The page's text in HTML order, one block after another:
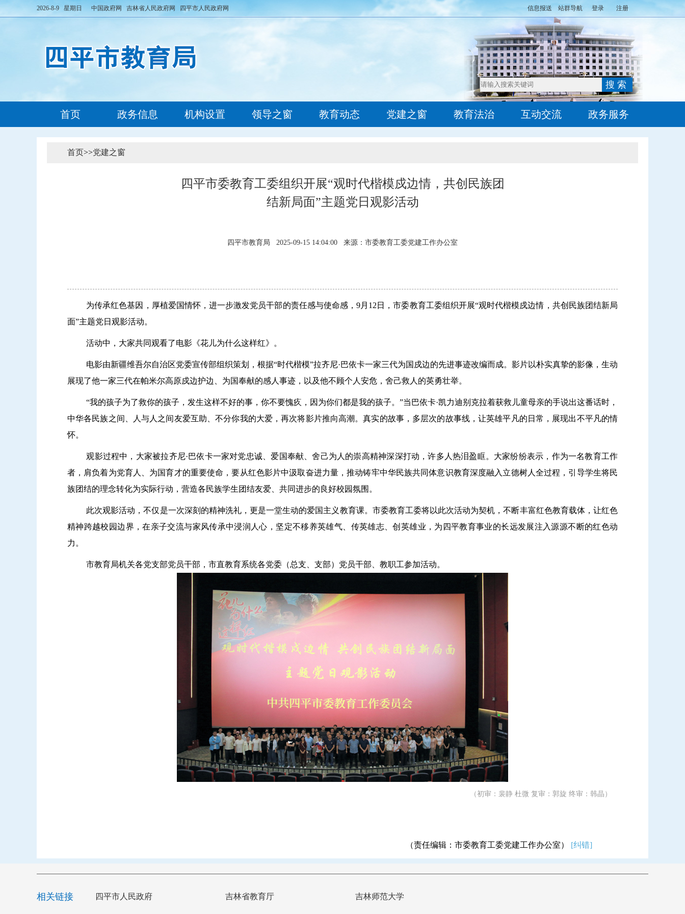
2026-8-9 星期日 中国政府网 吉林省人民政府网 四平市人民政府网 信息报送 站群导航 登录 注册
首页 政务信息 机构设置 领导之窗 教育动态 党建之窗 教育法治 互动交流 政务服务
首页>>党建之窗
四平市委教育工委组织开展“观时代楷模戍边情，共创民族团
结新局面”主题党日观影活动
四平市教育局 2025-09-15 14:04:00 来源：市委教育工委党建工作办公室
为传承红色基因，厚植爱国情怀，进一步激发党员干部的责任感与使命感，9月12日，市委教育工委组织开展“观时代楷模戍边情，共创民族团结新局
面”主题党日观影活动。
活动中，大家共同观看了电影《花儿为什么这样红》。
电影由新疆维吾尔自治区党委宣传部组织策划，根据“时代楷模”拉齐尼·巴依卡一家三代为国戍边的先进事迹改编而成。影片以朴实真挚的影像，生动
展现了他一家三代在帕米尔高原戍边护边、为国奉献的感人事迹，以及他不顾个人安危，舍己救人的英勇壮举。
“我的孩子为了救你的孩子，发生这样不好的事，你不要愧疚，因为你们都是我的孩子。”当巴依卡·凯力迪别克拉着获救儿童母亲的手说出这番话时，
中华各民族之间、人与人之间友爱互助、不分你我的大爱，再次将影片推向高潮。真实的故事，多层次的故事线，让英雄平凡的日常，展现出不平凡的情
怀。
观影过程中， 大家被拉齐尼·巴依卡一家对党忠诚、爱国奉献、舍己为人的崇高精神深深打动，许多人热泪盈眶。大家纷纷表示， 作为一名教育工作
者，肩负着为党育人、为国育才的重要使命，要从红色影片中汲取奋进力量，推动铸牢中华民族共同体意识教育深度融入立德树人全过程 ，引导学生将民
族团结的理念转化为实际行动，营造各民族学生团结友爱、共同进步的良好校园氛围。
此次观影活动，不仅是一次深刻的精神洗礼，更是一堂生动的爱国主义教育课。 市委教育工委将以此次活动为契机，不断丰富红色教育载体，让红色
精神跨越校园边界，在亲子交流与家风传承中浸润人心 ，坚定不移养英雄气、传英雄志、创英雄业，为四平教育事业的长远发展注入源源不断的红色动
力。
市教育局机关各党支部党员干部，市直教育系统各党委（总支、支部）党员干部、教职工参加活动。
（初审：裴静 杜微 复审：郭旋 终审：韩晶）
（责任编辑：市委教育工委党建工作办公室） [纠错]
相关链接 四平市人民政府 吉林省教育厅 吉林师范大学